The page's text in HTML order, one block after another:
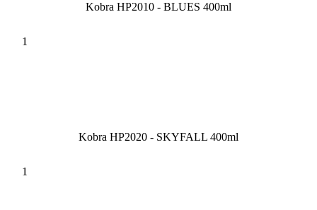
Kobra HP2010 - BLUES 400ml
Kobra HP2020 - SKYFALL 400ml